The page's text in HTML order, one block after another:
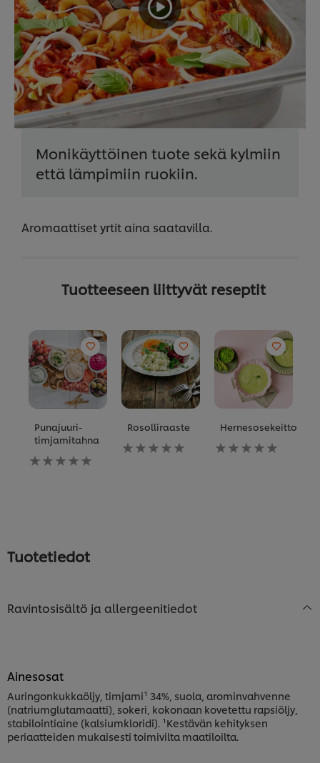
Monikäyttöinen tuote sekä kylmiin
että lämpimiin ruokiin.
Aromaattiset yrtit aina saatavilla.
Tuotteeseen liittyvät reseptit
Punajuuri-
timjamitahna
Ei
arvioita
Rosolliraaste
Ei
arvioita
Hernesosekeitto
Ei
arvioita
Tuotetiedot
Ravintosisältö ja allergeenitiedot
Ainesosat
Auringonkukkaöljy, timjami¹ 34%, suola, arominvahvenne
(natriumglutamaatti), sokeri, kokonaan kovetettu rapsiöljy,
stabilointiaine (kalsiumkloridi). ¹Kestävän kehityksen
periaatteiden mukaisesti toimivilta maatiloilta.